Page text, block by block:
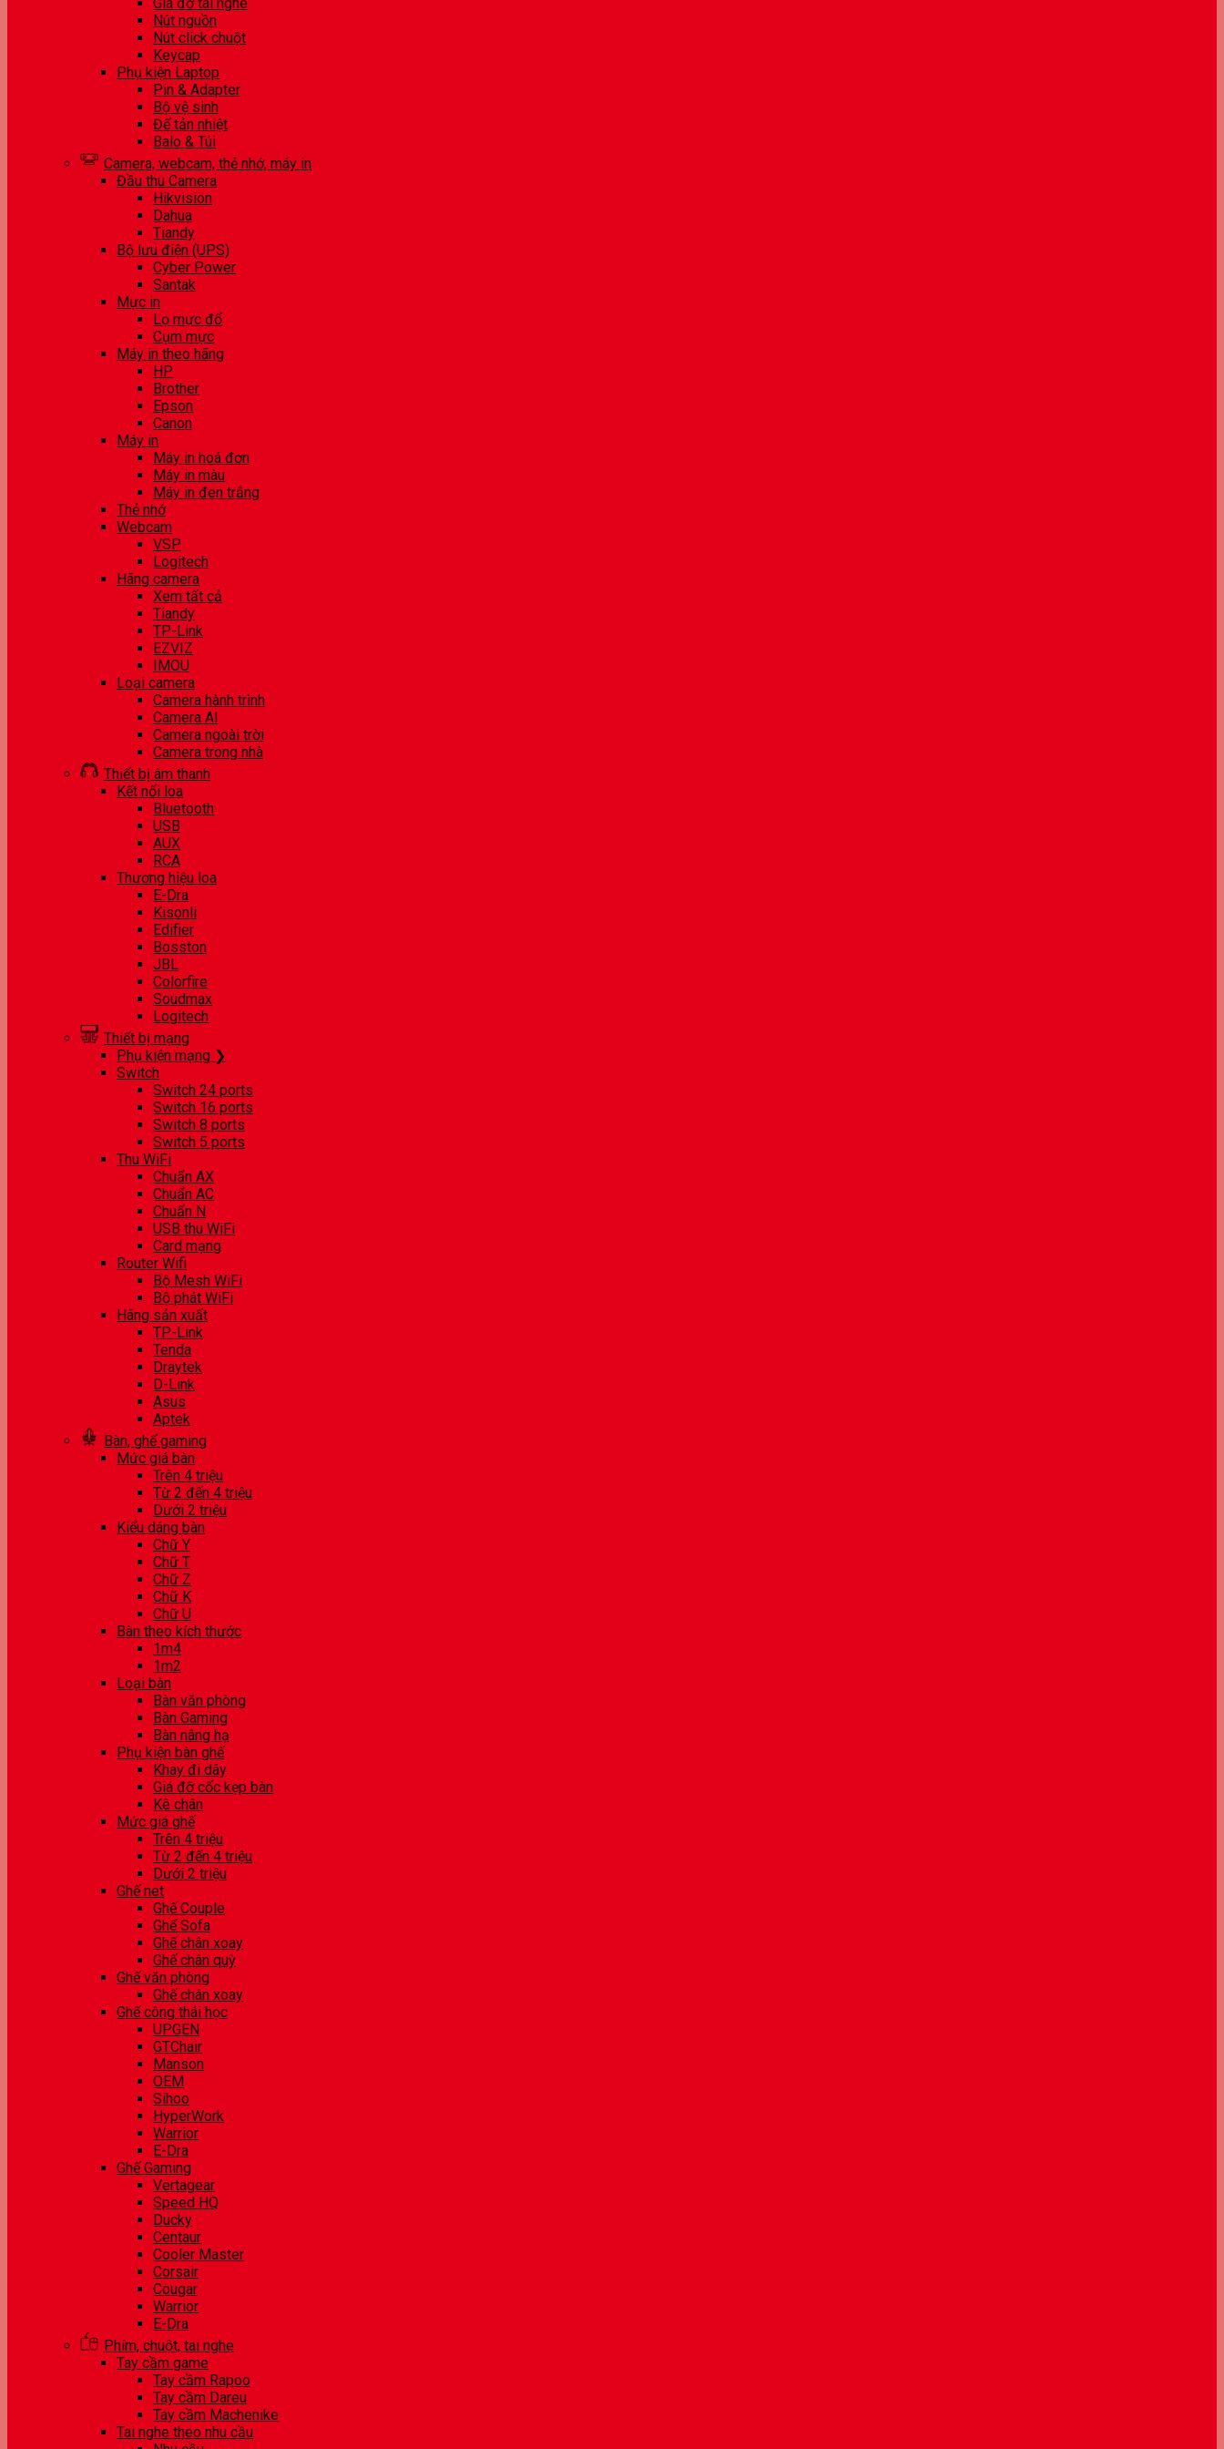
Nút nguồn
Nút click chuột
Keycap
Phụ kiện Laptop
Pin & Adapter
Bộ vệ sinh
Đế tản nhiệt
Balo & Túi
Camera, webcam, thẻ nhớ, máy in
Đầu thu Camera
Hikvision
Dahua
Tiandy
Bộ lưu điện (UPS)
Cyber Power
Santak
Mực in
Lọ mực đổ
Cụm mực
Máy in theo hãng
HP
Brother
Epson
Canon
Máy in
Máy in hoá đơn
Máy in màu
Máy in đen trắng
Thẻ nhớ
Webcam
VSP
Logitech
Hãng camera
Xem tất cả
Tiandy
TP-Link
EZVIZ
IMOU
Loại camera
Camera hành trình
Camera AI
Camera ngoài trời
Camera trong nhà
Thiết bị âm thanh
Kết nối loa
Bluetooth
USB
AUX
RCA
Thương hiệu loa
E-Dra
Kisonli
Edifier
Bosston
JBL
Colorfire
Soudmax
Logitech
Thiết bị mạng
Phụ kiện mạng ❯
Switch
Switch 24 ports
Switch 16 ports
Switch 8 ports
Switch 5 ports
Thu WiFi
Chuẩn AX
Chuẩn AC
Chuẩn N
USB thu WiFi
Card mạng
Router Wifi
Bộ Mesh WiFi
Bộ phát WiFi
Hãng sản xuất
TP-Link
Tenda
Draytek
D-Link
Asus
Aptek
Bàn, ghế gaming
Mức giá bàn
Trên 4 triệu
Từ 2 đến 4 triệu
Dưới 2 triệu
Kiểu dáng bàn
Chữ Y
Chữ T
Chữ Z
Chữ K
Chữ U
Bàn theo kích thước
1m4
1m2
Loại bàn
Bàn văn phòng
Bàn Gaming
Bàn nâng hạ
Phụ kiện bàn ghế
Khay đi dây
Giá đỡ cốc kẹp bàn
Kê chân
Mức giá ghế
Trên 4 triệu
Từ 2 đến 4 triệu
Dưới 2 triệu
Ghế net
Ghế Couple
Ghế Sofa
Ghế chân xoay
Ghế chân quỳ
Ghế văn phòng
Ghế chân xoay
Ghế công thái học
UPGEN
GTChair
Manson
OEM
Sihoo
HyperWork
Warrior
E-Dra
Ghế Gaming
Vertagear
Speed HQ
Ducky
Centaur
Cooler Master
Corsair
Cougar
Warrior
E-Dra
Phím, chuột, tai nghe
Tay cầm game
Tay cầm Rapoo
Tay cầm Dareu
Tay cầm Machenike
Tai nghe theo nhu cầu